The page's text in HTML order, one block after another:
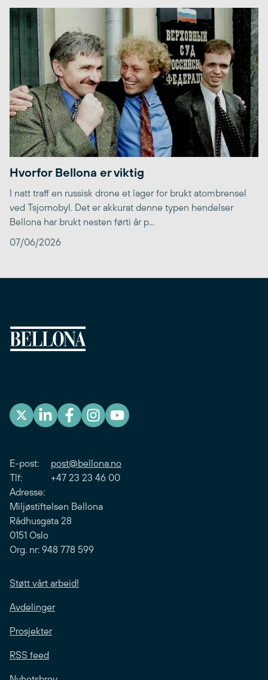
Hvorfor Bellona er viktig
I natt traff en russisk drone et lager for brukt atombrensel
ved Tsjornobyl. Det er akkurat denne typen hendelser
Bellona har brukt nesten førti år p...
07/06/2026
E-post: post@bellona.no
Tlf: +47 23 23 46 00
Adresse:
Miljøstiftelsen Bellona
Rådhusgata 28
0151 Oslo
Org. nr: 948 778 599
Støtt vårt arbeid!
Avdelinger
Prosjekter
RSS feed